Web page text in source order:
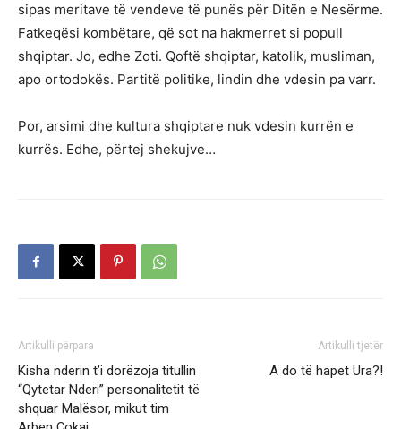
sipas meritave të vendeve të punës për Ditën e Nesërme.
Fatkeqësi kombëtare, që sot na hakmerret si popull
shqiptar. Jo, edhe Zoti. Qoftë shqiptar, katolik, musliman,
apo ortodokës. Partitë politike, lindin dhe vdesin pa varr.
Por, arsimi dhe kultura shqiptare nuk vdesin kurrën e
kurrës. Edhe, përtej shekujve…
Artikulli përpara
Kisha nderin t’i dorëzoja titullin
“Qytetar Nderi” personalitetit të
shquar Malësor, mikut tim
Artikulli tjetër
A do të hapet Ura?!